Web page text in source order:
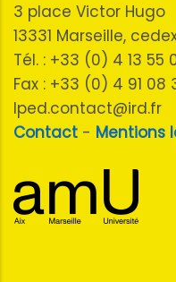
3 place Victor Hugo
13331 Marseille,
Tél. : +33 (0) 4 13 55
Fax : +33 (0) 4 91 08
lped.contact@ird.fr
Contact - Mentions